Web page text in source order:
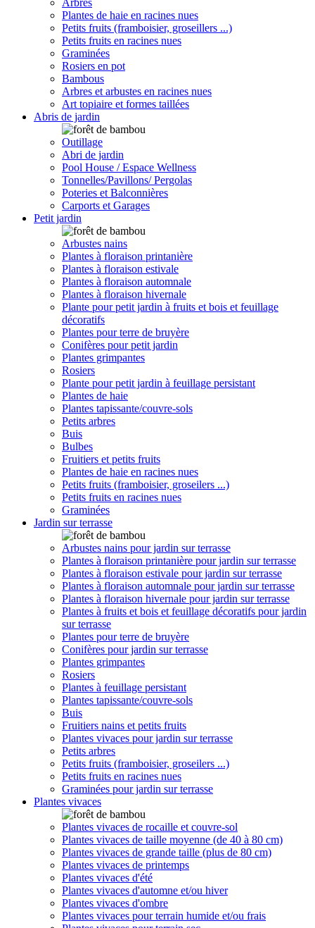
Arbres
Plantes de haie en racines nues
Petits fruits (framboisier, groseillers ...)
Petits fruits en racines nues
Graminées
Rosiers en pot
Bambous
Arbres et arbustes en racines nues
Art topiaire et formes taillées
Abris de jardin
Outillage
Abri de jardin
Pool House / Espace Wellness
Tonnelles/Pavillons/ Pergolas
Poteries et Balconnières
Carports et Garages
Petit jardin
Arbustes nains
Plantes à floraison printanière
Plantes à floraison estivale
Plantes à floraison automnale
Plantes à floraison hivernale
Plante pour petit jardin à fruits et bois et feuillage
décoratifs
Plantes pour terre de bruyère
Conifères pour petit jardin
Plantes grimpantes
Rosiers
Plante pour petit jardin à feuillage persistant
Plantes de haie
Plantes tapissante/couvre-sols
Petits arbres
Buis
Bulbes
Fruitiers et petits fruits
Plantes de haie en racines nues
Petits fruits (framboisier, groseilers ...)
Petits fruits en racines nues
Graminées
Jardin sur terrasse
Arbustes nains pour jardin sur terrasse
Plantes à floraison printanière pour jardin sur terrasse
Plantes à floraison estivale pour jardin sur terrasse
Plantes à floraison automnale pour jardin sur terrasse
Plantes à floraison hivernale pour jardin sur terrasse
Plantes à fruits et bois et feuillage décoratifs pour jardin
sur terrasse
Plantes pour terre de bruyère
Conifères pour jardin sur terrasse
Plantes grimpantes
Rosiers
Plantes à feuillage persistant
Plantes tapissante/couvre-sols
Buis
Fruitiers nains et petits fruits
Plantes vivaces pour jardin sur terrasse
Petits arbres
Petits fruits (framboisier, groseilers ...)
Petits fruits en racines nues
Graminées pour jardin sur terrasse
Plantes vivaces
Plantes vivaces de rocaille et couvre-sol
Plantes vivaces de taille moyenne (de 40 à 80 cm)
Plantes vivaces de grande taille (plus de 80 cm)
Plantes vivaces de printemps
Plantes vivaces d'été
Plantes vivaces d'automne et/ou hiver
Plantes vivaces d'ombre
Plantes vivaces pour terrain humide et/ou frais